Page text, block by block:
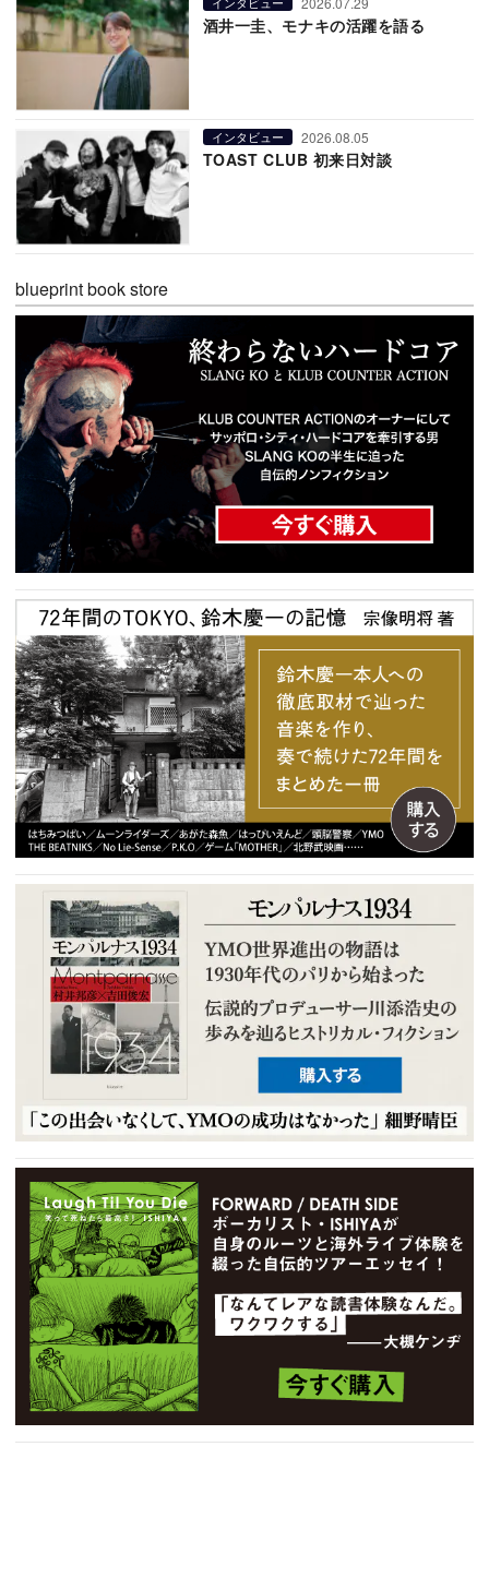
酒井一圭、モナキの活躍を語る
インタビュー 2026.08.05
TOAST CLUB 初来日対談
blueprint book store